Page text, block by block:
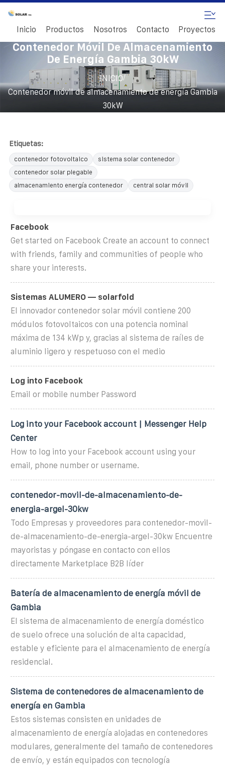
Inicio Productos Nosotros Contacto Proyectos
Contenedor Móvil De Almacenamiento
De Energía Gambia 30kW
INICIO/
Contenedor móvil de almacenamiento de energía Gambia
30kW
Etiquetas:
contenedor fotovoltaico
sistema solar contenedor
contenedor solar plegable
almacenamiento energía contenedor
central solar móvil
Facebook
Get started on Facebook Create an account to connect
with friends, family and communities of people who
share your interests.
Sistemas ALUMERO — solarfold
El innovador contenedor solar móvil contiene 200
módulos fotovoltaicos con una potencia nominal
máxima de 134 kWp y, gracias al sistema de raíles de
aluminio ligero y respetuoso con el medio
Log into Facebook
Email or mobile number Password
Log into your Facebook account | Messenger Help
Center
How to log into your Facebook account using your
email, phone number or username.
contenedor-movil-de-almacenamiento-de-
energia-argel-30kw
Todo Empresas y proveedores para contenedor-movil-
de-almacenamiento-de-energia-argel-30kw Encuentre
mayoristas y póngase en contacto con ellos
directamente Marketplace B2B líder
Batería de almacenamiento de energía móvil de
Gambia
El sistema de almacenamiento de energía doméstico
de suelo ofrece una solución de alta capacidad,
estable y eficiente para el almacenamiento de energía
residencial.
Sistema de contenedores de almacenamiento de
energía en Gambia
Estos sistemas consisten en unidades de
almacenamiento de energía alojadas en contenedores
modulares, generalmente del tamaño de contenedores
de envío, y están equipados con tecnología